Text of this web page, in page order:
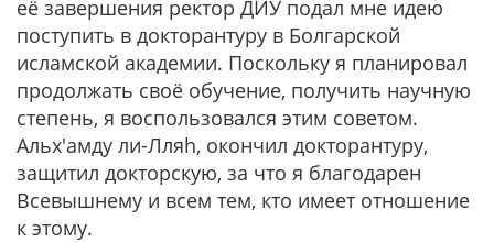
её завершения ректор ДИУ подал мне идею
поступить в докторантуру в Болгарской
исламской академии. Поскольку я планировал
продолжать своё обучение, получить научную
степень, я воспользовался этим советом.
Альх'амду ли-Лляh, окончил докторантуру,
защитил докторскую, за что я благодарен
Всевышнему и всем тем, кто имеет отношение
к этому.